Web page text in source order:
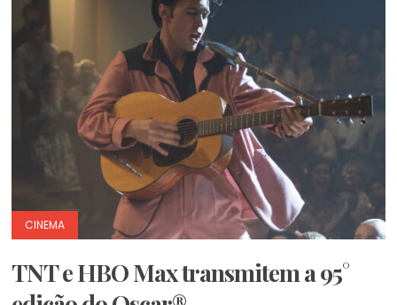
CINEMA
TNT e HBO Max transmitem a 95°